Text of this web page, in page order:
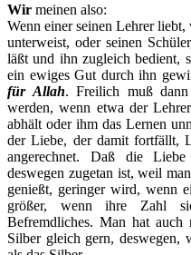
Wir meinen also:
Wenn einer seinen Lehrer
unterweist, oder seinen
läßt und ihn zugleich bedient,
ein ewiges Gut durch ihn
für Allah. Freilich muß
werden, wenn etwa der
abhält oder ihm das Lernen
der Liebe, der damit fortfällt,
angerechnet. Daß die
deswegen zugetan ist, weil
genießt, geringer wird, wenn
größer, wenn ihre Zahl
Befremdliches. Man hat
Silber gleich gern, deswegen,